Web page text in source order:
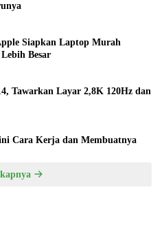
Siapkan Laptop Murah
Besar
Tawarkan Layar 2,8K 120Hz dan
Cara Kerja dan Membuatnya